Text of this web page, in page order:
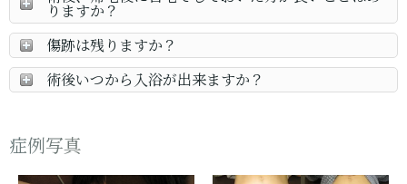
りますか？
傷跡は残りますか？
術後いつから入浴が出来ますか？
症例写真